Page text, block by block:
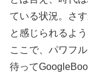
ている状況。さ
と感じられるよ
ここで、パワフ
待って